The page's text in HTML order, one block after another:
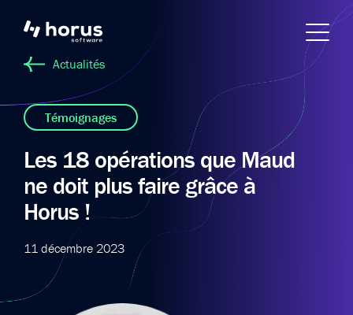
Actualités
Témoignages
Les 18 opérations que Maud
ne doit plus faire grâce à
Horus !
11 décembre 2023